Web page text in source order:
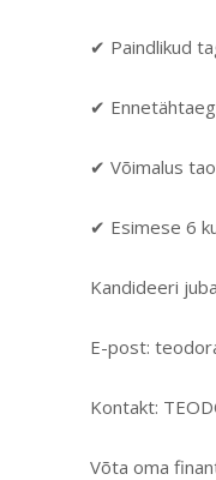
✔ Paindlikud
✔
✔ Võimalus
✔ Esimese 6
Kandideeri
E-post:
Kontakt:
Võta oma